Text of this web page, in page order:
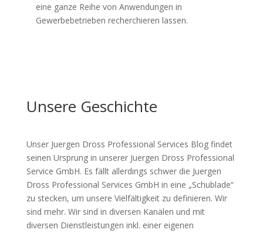
eine ganze Reihe von Anwendungen in
Gewerbebetrieben recherchieren lassen.
Unsere Geschichte
Unser Juergen Dross Professional Services Blog findet
seinen Ursprung in unserer Juergen Dross Professional
Service GmbH. Es fällt allerdings schwer die Juergen
Dross Professional Services GmbH in eine „Schublade“
zu stecken, um unsere Vielfältigkeit zu definieren. Wir
sind mehr. Wir sind in diversen Kanälen und mit
diversen Dienstleistungen inkl. einer eigenen